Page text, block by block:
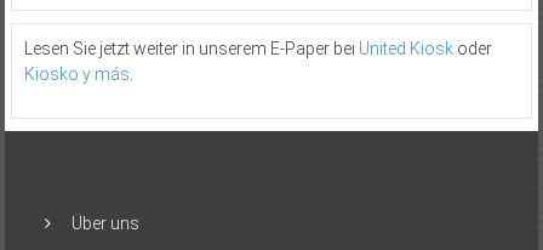
Lesen Sie jetzt weiter in unserem E-Paper bei United Kioskoder
Kiosko y más.
Über uns